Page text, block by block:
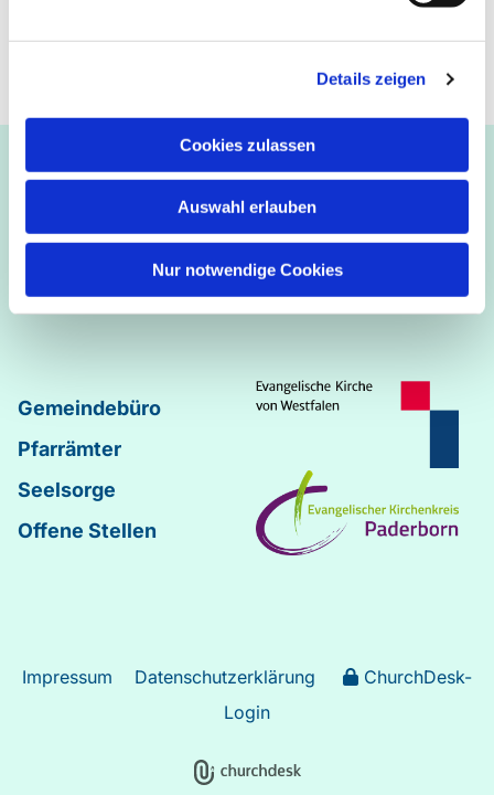
Details zeigen
Cookies zulassen
Auswahl erlauben
Nur notwendige Cookies
Ev.-luth. Kirchengemeinde Paderborn
Bastfelder Weg 30 - 33098 Paderborn
05251/5002-32 und 5002-33
Martin-Luther–Markus–Matthäus
Johannes–Lukas
Gemeindebüro
Pfarrämter
Seelsorge
Offene Stellen
Impressum Datenschutzerklärung
ChurchDesk-
Login